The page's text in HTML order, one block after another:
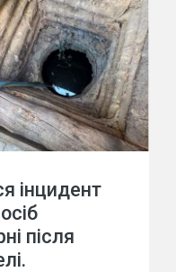
інцидент
після